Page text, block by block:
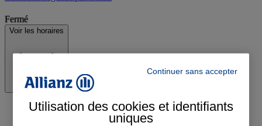
Fermé
Voir les horaires
Continuer sans accepter
Utilisation des cookies et identifiants
uniques